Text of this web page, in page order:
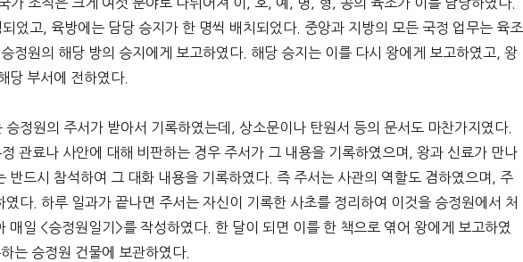
었고, 육방에는 담당 승지가 한 명씩 배치되었다. 중앙과 지방의 모든 국정 업무는 육조
정원의 해당 방의 승지에게 보고하였다. 해당 승지는 이를 다시 왕에게 보고하였고, 왕
당 부서에 전하였다.
정원의 주서가 받아서 기록하였는데, 상소문이나 탄원서 등의 문서도 마찬가지였다.
관료나 사안에 대해 비판하는 경우 주서가 그 내용을 기록하였으며, 왕과 신료가 만나
반드시 참석하여 그 대화 내용을 기록하였다. 즉 주서는 사관의 역할도 겸하였으며, 주
다. 하루 일과가 끝나면 주서는 자신이 기록한 사초를 정리하여 이것을 승정원에서 처
매일 <승정원일기>를 작성하였다. 한 달이 되면 이를 한 책으로 엮어 왕에게 보고하였
는 승정원 건물에 보관하였다.